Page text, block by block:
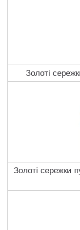
Золоті
Золоті сережки